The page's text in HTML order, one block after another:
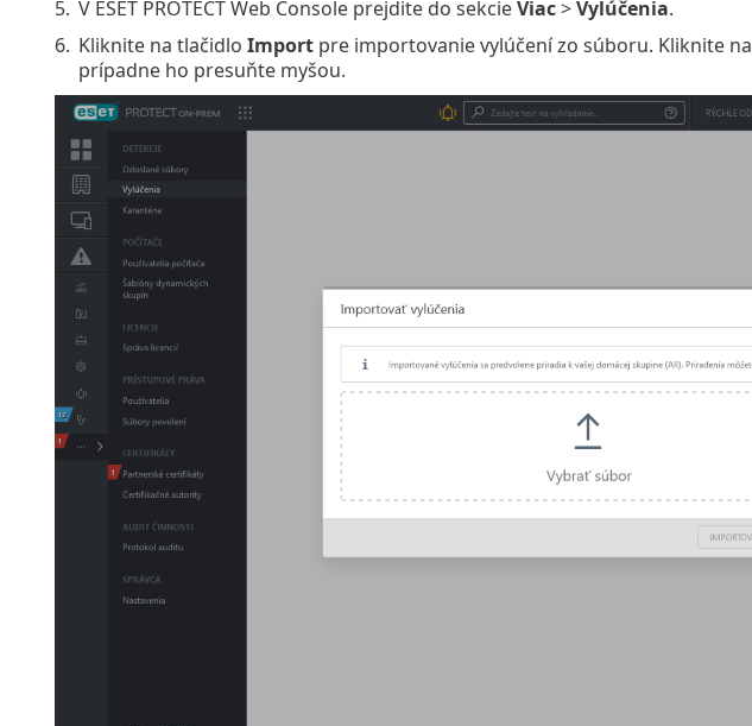
5. V ESET PROTECT Web Console prejdite do sekcieViac>Vylúčenia.
6. Kliknite na tlačidlo Importpre importovanie vylúčení zo súboru. Kliknite na
prípadne ho presuňte myšou.